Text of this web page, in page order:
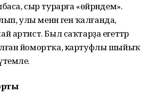
сыр турарға «өйрәндем».
улы менән генә ҡалғанда,
артист. Был саҡтарҙа егеттәр
йомортҡа, картуфлы шыйыҡ